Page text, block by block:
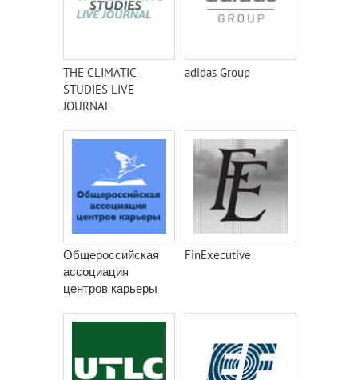
THE CLIMATIC
STUDIES LIVE
JOURNAL
adidas Group
Общероссийская
ассоциация
центров карьеры
FinExecutive